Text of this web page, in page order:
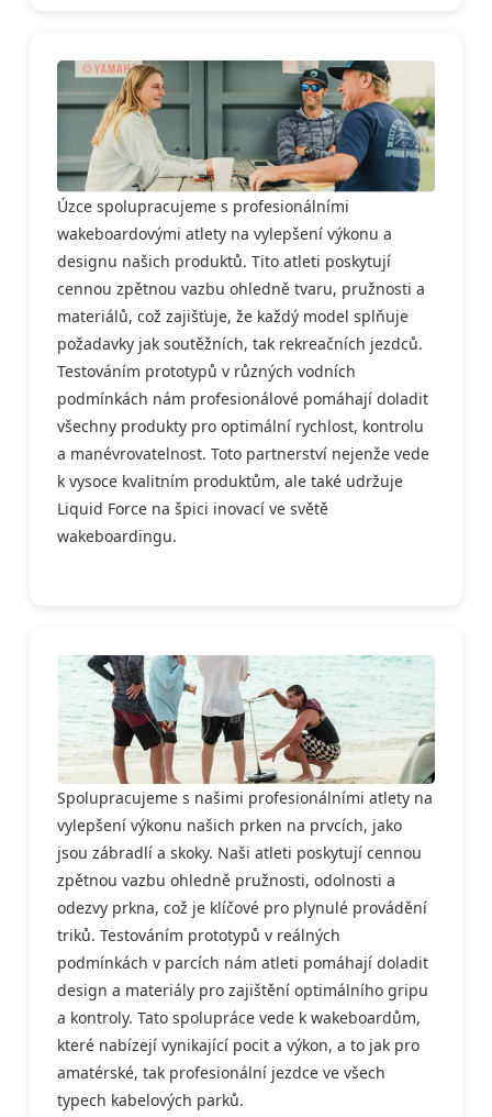
Úzce spolupracujeme s profesionálními
wakeboardovými atlety na vylepšení výkonu a
designu našich produktů. Tito atleti poskytují
cennou zpětnou vazbu ohledně tvaru, pružnosti a
materiálů, což zajišťuje, že každý model splňuje
požadavky jak soutěžních, tak rekreačních jezdců.
Testováním prototypů v různých vodních
podmínkách nám profesionálové pomáhají doladit
všechny produkty pro optimální rychlost, kontrolu
a manévrovatelnost. Toto partnerství nejenže vede
k vysoce kvalitním produktům, ale také udržuje
Liquid Force na špici inovací ve světě
wakeboardingu.
Spolupracujeme s našimi profesionálními atlety na
vylepšení výkonu našich prken na prvcích, jako
jsou zábradlí a skoky. Naši atleti poskytují cennou
zpětnou vazbu ohledně pružnosti, odolnosti a
odezvy prkna, což je klíčové pro plynulé provádění
triků. Testováním prototypů v reálných
podmínkách v parcích nám atleti pomáhají doladit
design a materiály pro zajištění optimálního gripu
a kontroly. Tato spolupráce vede k wakeboardům,
které nabízejí vynikající pocit a výkon, a to jak pro
amatérské, tak profesionální jezdce ve všech
typech kabelových parků.